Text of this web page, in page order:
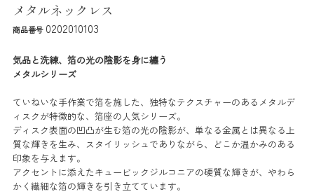
メタルネックレス
商品番号 0202010103
気品と洗練、箔の光の陰影を身に纏う
メタルシリーズ
ていねいな手作業で箔を施した、独特なテクスチャーのあるメタルデ
ィスクが特徴的な、箔座の人気シリーズ。
ディスク表面の凹凸が生む箔の光の陰影が、単なる金属とは異なる上
質な輝きを生み、スタイリッシュでありながら、どこか温かみのある
印象を与えます。
アクセントに添えたキュービックジルコニアの硬質な輝きが、やわら
かく繊細な箔の輝きを引き立てています。